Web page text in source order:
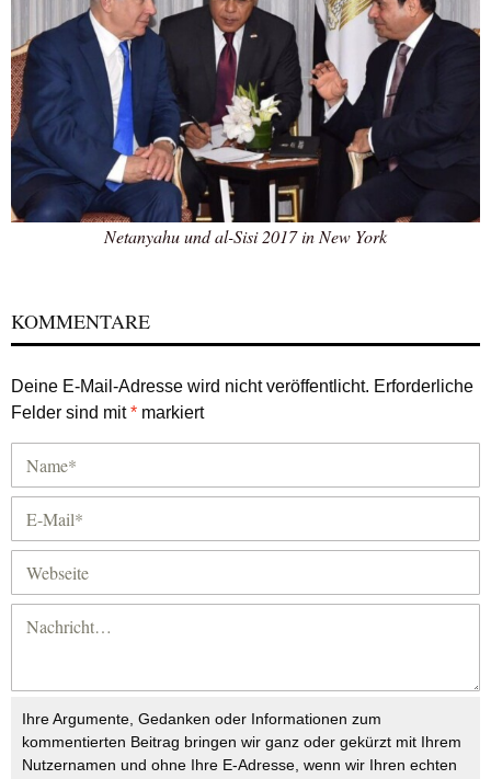
Netanyahu und al-Sisi 2017 in New York
KOMMENTARE
Deine E-Mail-Adresse wird nicht veröffentlicht. Erforderliche
Felder sind mit* markiert
Ihre Argumente, Gedanken oder Informationen zum
kommentierten Beitrag bringen wir ganz oder gekürzt mit Ihrem
Nutzernamen und ohne Ihre E-Adresse, wenn wir Ihren echten